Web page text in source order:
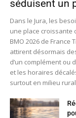
séduisent un
Dans le Jura, les
une place croissante
BMO 2026 de France
attirent désormais
d’un complément ou
et les horaires
surtout en milieu